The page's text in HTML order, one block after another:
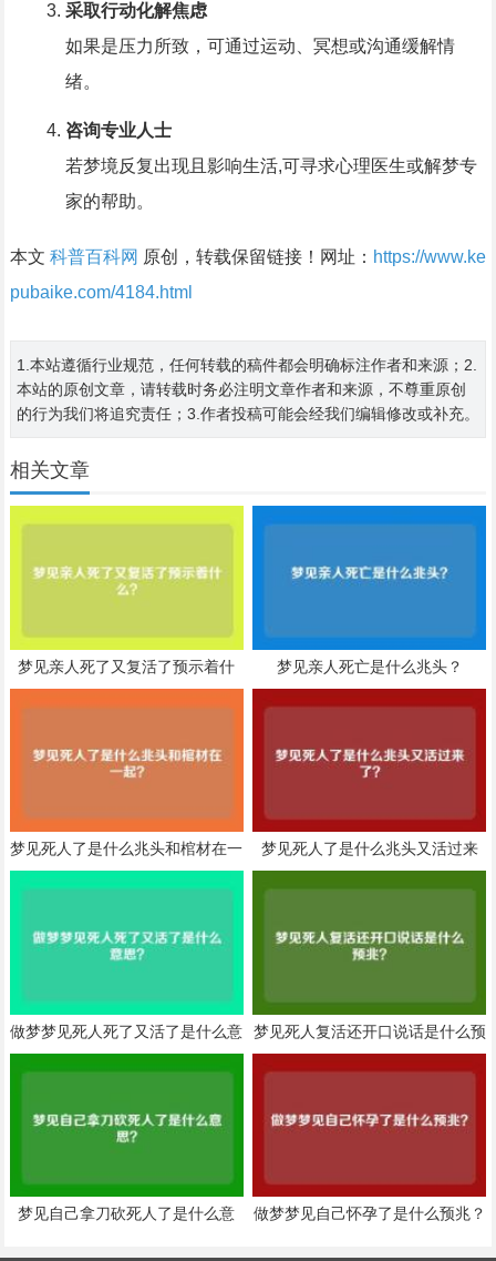
采取行动化解焦虑
如果是压力所致，可通过运动、冥想或沟通缓解情
绪。
咨询专业人士
若梦境反复出现且影响生活,可寻求心理医生或解梦专
家的帮助。
本文 科普百科网 原创，转载保留链接！网址： https://www.ke
pubaike.com/4184.html
1.本站遵循行业规范，任何转载的稿件都会明确标注作者和来源；2.
本站的原创文章，请转载时务必注明文章作者和来源，不尊重原创
的行为我们将追究责任；3.作者投稿可能会经我们编辑修改或补充。
相关文章
梦见亲人死了又复活了预示着什
么？
梦见亲人死亡是什么兆头？
梦见死人了是什么兆头和棺材在一
起？
梦见死人了是什么兆头又活过来
了？
做梦梦见死人死了又活了是什么意
思？
梦见死人复活还开口说话是什么预
兆？
梦见自己拿刀砍死人了是什么意
做梦梦见自己怀孕了是什么预兆？